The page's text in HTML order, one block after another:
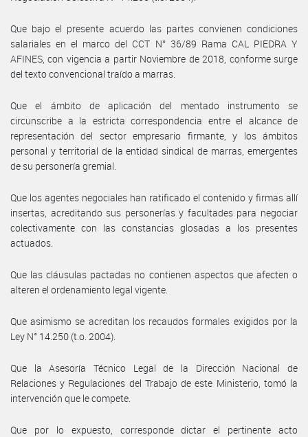
Que bajo el presente acuerdo las partes convienen condiciones
salariales en el marco del CCT N° 36/89 Rama CAL PIEDRA Y
AFINES, con vigencia a partir Noviembre de 2018, conforme surge
del texto convencional traído a marras.
Que el ámbito de aplicación del mentado instrumento se
circunscribe a la estricta correspondencia entre el alcance de
representación del sector empresario firmante, y los ámbitos
personal y territorial de la entidad sindical de marras, emergentes
de su personería gremial.
Que los agentes negociales han ratificado el contenido y firmas allí
insertas, acreditando sus personerías y facultades para negociar
colectivamente con las constancias glosadas a los presentes
actuados.
Que las cláusulas pactadas no contienen aspectos que afecten o
alteren el ordenamiento legal vigente.
Que asimismo se acreditan los recaudos formales exigidos por la
Ley N° 14.250 (t.o. 2004).
Que la Asesoría Técnico Legal de la Dirección Nacional de
Relaciones y Regulaciones del Trabajo de este Ministerio, tomó la
intervención que le compete.
Que por lo expuesto, corresponde dictar el pertinente acto